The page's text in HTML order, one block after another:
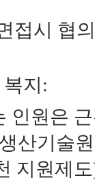
접시 협의
지:
인원은
산기술
지원제